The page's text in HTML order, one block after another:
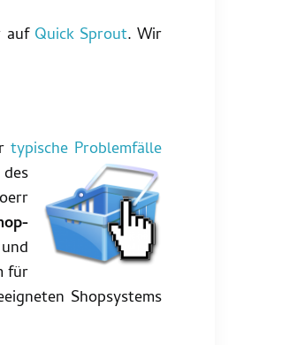
auf Quick Sprout. Wir
typische Problemfälle
für
Shopsystems